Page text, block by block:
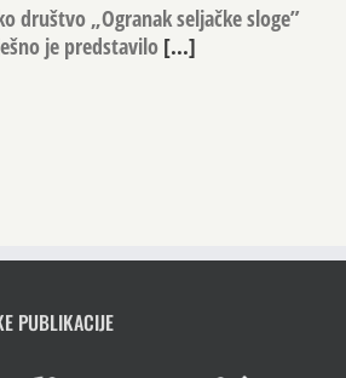
društvo „Ogranak seljačke sloge”
je predstavilo [...]
PUBLIKACIJE